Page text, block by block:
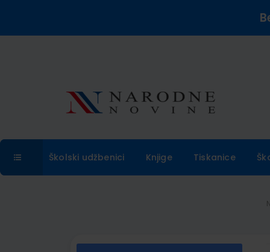
Školski udžbenici Knjige Tiskanice